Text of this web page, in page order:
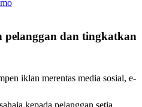
pelanggan dan tingkatkan
iklan merentas media sosial, e-
kepada pelanggan setia